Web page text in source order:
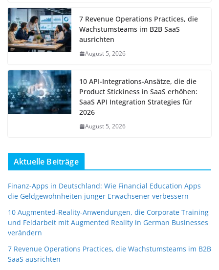
7 Revenue Operations Practices, die
Wachstumsteams im B2B SaaS
ausrichten
August 5, 2026
10 API-Integrations-Ansätze, die die
Product Stickiness in SaaS erhöhen:
SaaS API Integration Strategies für
2026
August 5, 2026
Aktuelle Beiträge
Finanz-Apps in Deutschland: Wie Financial Education Apps
die Geldgewohnheiten junger Erwachsener verbessern
10 Augmented-Reality-Anwendungen, die Corporate Training
und Feldarbeit mit Augmented Reality in German Businesses
verändern
7 Revenue Operations Practices, die Wachstumsteams im B2B
SaaS ausrichten